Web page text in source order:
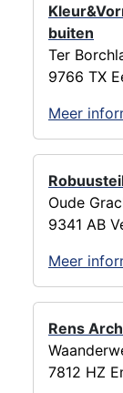
buiten
Ter
9766 TX
Meer
Oude
9341 AB
Meer
Rens
7812 HZ